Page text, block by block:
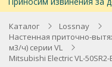
Каталог
Lossnay
Настенная приточно-
м3/ч) серии VL
Mitsubishi Electric VL-